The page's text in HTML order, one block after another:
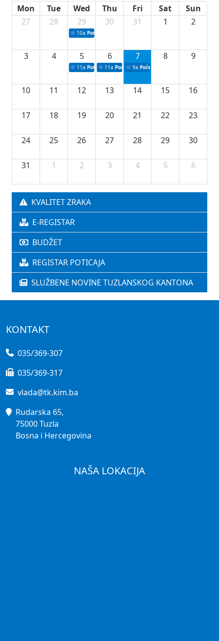
Mon Tue Wed Thu Fri Sat
Sun
27
28 29
10a Potpisivanje ugovora sa neprofitnim
30 31 1 2
3 4 5
11a Potpisivanje ugovora o stipendijama za
6
11a Podrška razvoju vodne infrastrukture u
7
9a Početak izgradnje nove
8 9
10 11 12 13 14 15 16
17 18 19 20 21 22 23
24 25 26 27 28 29 30
31 1 2 3 4 5 6
KVALITET ZRAKA
E-REGISTAR
BUDŽET
REGISTAR POTICAJA
SLUŽBENE NOVINE TUZLANSKOG KANTONA
KONTAKT
035/369-307
035/369-317
vlada@tk.kim.ba
Rudarska 65,
75000 Tuzla
Bosna i Hercegovina
NAŠA LOKACIJA